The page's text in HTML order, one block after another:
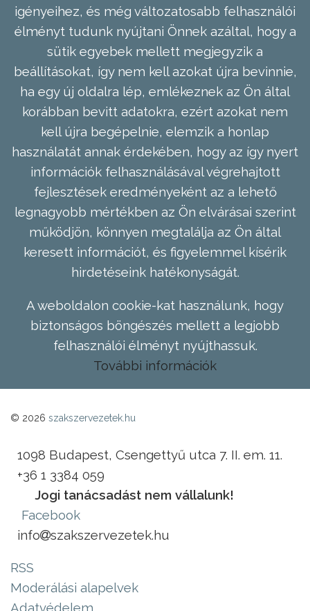
igényeihez, és még változatosabb felhasználói
élményt tudunk nyújtani Önnek azáltal, hogy a
sütik egyebek mellett megjegyzik a
beállításokat, így nem kell azokat újra bevinnie,
ha egy új oldalra lép, emlékeznek az Ön által
korábban bevitt adatokra, ezért azokat nem
kell újra begépelnie, elemzik a honlap
használatát annak érdekében, hogy az így nyert
információk felhasználásával végrehajtott
fejlesztések eredményeként az a lehető
legnagyobb mértékben az Ön elvárásai szerint
működjön, könnyen megtalálja az Ön által
keresett információt, és figyelemmel kísérik
hirdetéseink hatékonyságát.
A weboldalon cookie-kat használunk, hogy
biztonságos böngészés mellett a legjobb
felhasználói élményt nyújthassuk.
További információk
© 2026 szakszervezetek.hu
1098 Budapest, Csengettyű utca 7. II. em. 11.
+36 1 3384 059
Jogi tanácsadást nem vállalunk!
Facebook
info
szakszervezetek.hu
RSS
Moderálási alapelvek
Adatvédelem